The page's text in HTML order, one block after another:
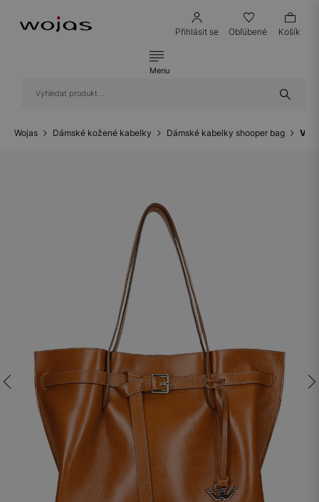
Přihlásit se Obľúbené Košík
Menu
Wojas Dámské kožené kabelky Dámské kabelky shooper bag